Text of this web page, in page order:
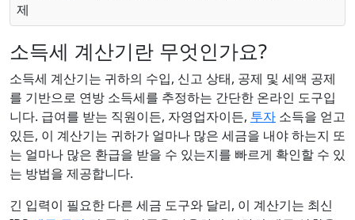
제
소득세 계산기란 무엇인가요?
소득세 계산기는 귀하의 수입, 신고 상태, 공제 및 세액 공제
를 기반으로 연방 소득세를 추정하는 간단한 온라인 도구입
니다. 급여를 받는 직원이든, 자영업자이든, 투자 소득을 얻고
있든, 이 계산기는 귀하가 얼마나 많은 세금을 내야 하는지 또
는 얼마나 많은 환급을 받을 수 있는지를 빠르게 확인할 수 있
는 방법을 제공합니다.
긴 입력이 필요한 다른 세금 도구와 달리, 이 계산기는 최신